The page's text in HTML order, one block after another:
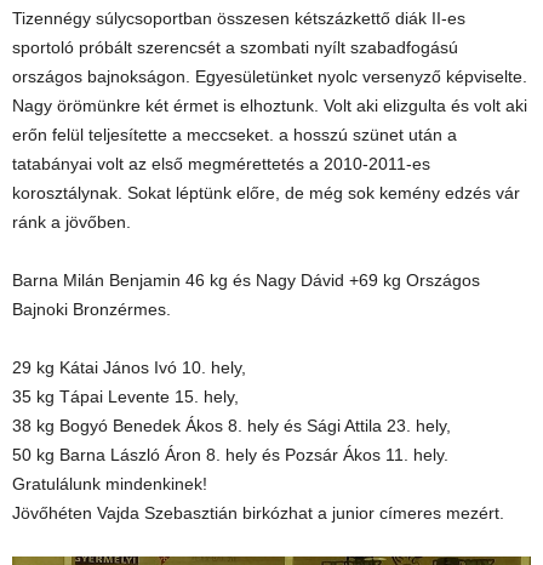
Tizennégy súlycsoportban összesen kétszázkettő diák II-es
sportoló próbált szerencsét a szombati nyílt szabadfogású
országos bajnokságon. Egyesületünket nyolc versenyző képviselte.
Nagy örömünkre két érmet is elhoztunk. Volt aki elizgulta és volt aki
erőn felül teljesítette a meccseket. a hosszú szünet után a
tatabányai volt az első megmérettetés a 2010-2011-es
korosztálynak. Sokat léptünk előre, de még sok kemény edzés vár
ránk a jövőben.
Barna Milán Benjamin 46 kg és Nagy Dávid +69 kg Országos
Bajnoki Bronzérmes.
29 kg Kátai János Ivó 10. hely,
35 kg Tápai Levente 15. hely,
38 kg Bogyó Benedek Ákos 8. hely és Sági Attila 23. hely,
50 kg Barna László Áron 8. hely és Pozsár Ákos 11. hely.
Gratulálunk mindenkinek!
Jövőhéten Vajda Szebasztián birkózhat a junior címeres mezért.